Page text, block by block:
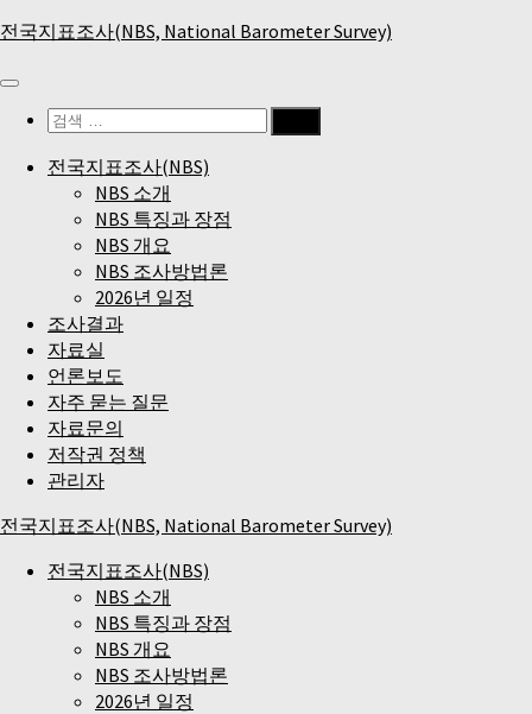
Skip
content
전국지표조사(NBS, National Barometer Survey)
검
전국지표조사(NBS)
NBS 소개
NBS 특징과 장점
NBS 개요
NBS 조사방법론
2026년 일정
조사결과
자료실
언론보도
자주 묻는 질문
자료문의
저작권 정책
관리자
전국지표조사(NBS, National Barometer Survey)
전국지표조사(NBS)
NBS 소개
NBS 특징과 장점
NBS 개요
NBS 조사방법론
2026년 일정